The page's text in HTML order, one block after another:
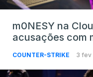
m0NESY na
acusações com
COUNTER-STRIKE 3 fev